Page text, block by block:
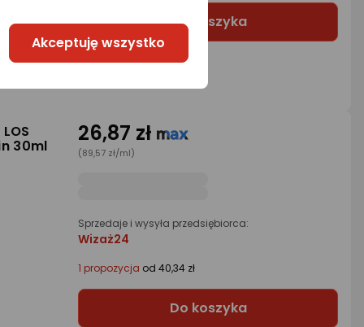
Do koszyka
30ml 26,87 zł
(89,57 zł/ml)
Sprzedaje i wysyła przedsiębiorca:
Wizaż24
1 propozycja od 40,34 zł
Do koszyka
Akceptuję wszystko